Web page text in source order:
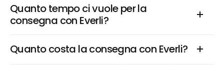
Quanto tempo ci vuole per la
consegna con Everli?
Quanto costa la consegna con Everli?